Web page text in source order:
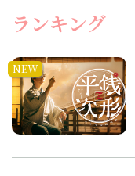
ランキング
NEW